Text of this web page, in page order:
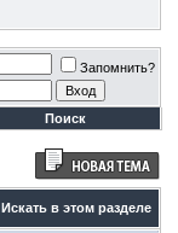
Запомнить?
Поиск
Искать в этом разделе